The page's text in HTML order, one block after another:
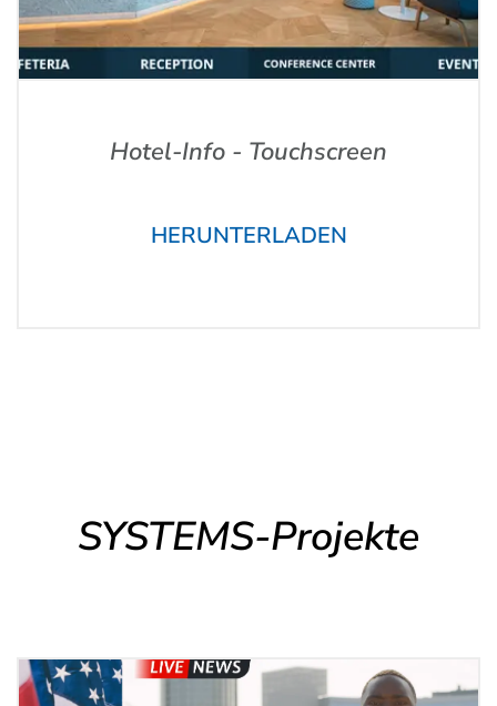
Hotel-Info - Touchscreen
HERUNTERLADEN
SYSTEMS-Projekte